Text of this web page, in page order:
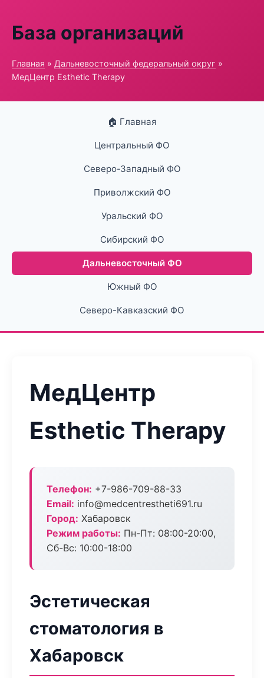
База организаций
Главная » Дальневосточный федеральный округ »
МедЦентр Esthetic Therapy
🏠 Главная
Центральный ФО
Северо-Западный ФО
Приволжский ФО
Уральский ФО
Сибирский ФО
Дальневосточный ФО
Южный ФО
Северо-Кавказский ФО
МедЦентр
Esthetic Therapy
Телефон: +7-986-709-88-33
Email: info@medcentrestheti691.ru
Город: Хабаровск
Режим работы: Пн-Пт: 08:00-20:00,
Сб-Вс: 10:00-18:00
Эстетическая
стоматология в
Хабаровск